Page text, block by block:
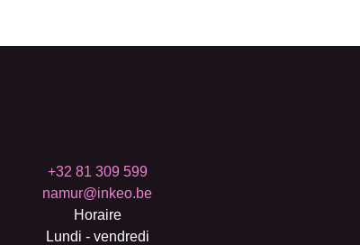
+32 81 309 599
namur@inkeo.be
Horaire
Lundi - vendredi